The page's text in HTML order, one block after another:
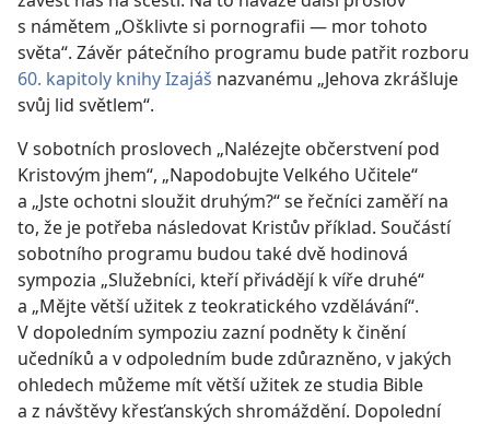
s námětem „Ošklivte si pornografii — mor tohoto
světa“. Závěr pátečního programu bude patřit rozboru
60. kapitoly knihy Izajáš nazvanému „Jehova zkrášluje
svůj lid světlem“.
V sobotních proslovech „Nalézejte občerstvení pod
Kristovým jhem“, „Napodobujte Velkého Učitele“
a „Jste ochotni sloužit druhým?“ se řečníci zaměří na
to, že je potřeba následovat Kristův příklad. Součástí
sobotního programu budou také dvě hodinová
sympozia „Služebníci, kteří přivádějí k víře druhé“
a „Mějte větší užitek z teokratického vzdělávání“.
V dopoledním sympoziu zazní podněty k činění
učedníků a v odpoledním bude zdůrazněno, v jakých
ohledech můžeme mít větší užitek ze studia Bible
a z návštěvy křesťanských shromáždění. Dopolední